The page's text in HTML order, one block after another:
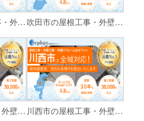
四條畷市の屋根工事・外壁工事・外装リフォームはゼファン！四條畷内の工事事例もご紹介 吹田市の屋根工事・外壁工事・外装リフォームはゼファン！吹田市内の工事事例もご紹介
尼崎市の屋根工事・外壁工事・外装リフォームはゼファン！尼崎市内の工事事例もご紹介 川西市の屋根工事・外壁工事・外装リフォームはゼファン！川西市内の工事事例もご紹介